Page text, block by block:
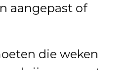
aangepast of
die weken